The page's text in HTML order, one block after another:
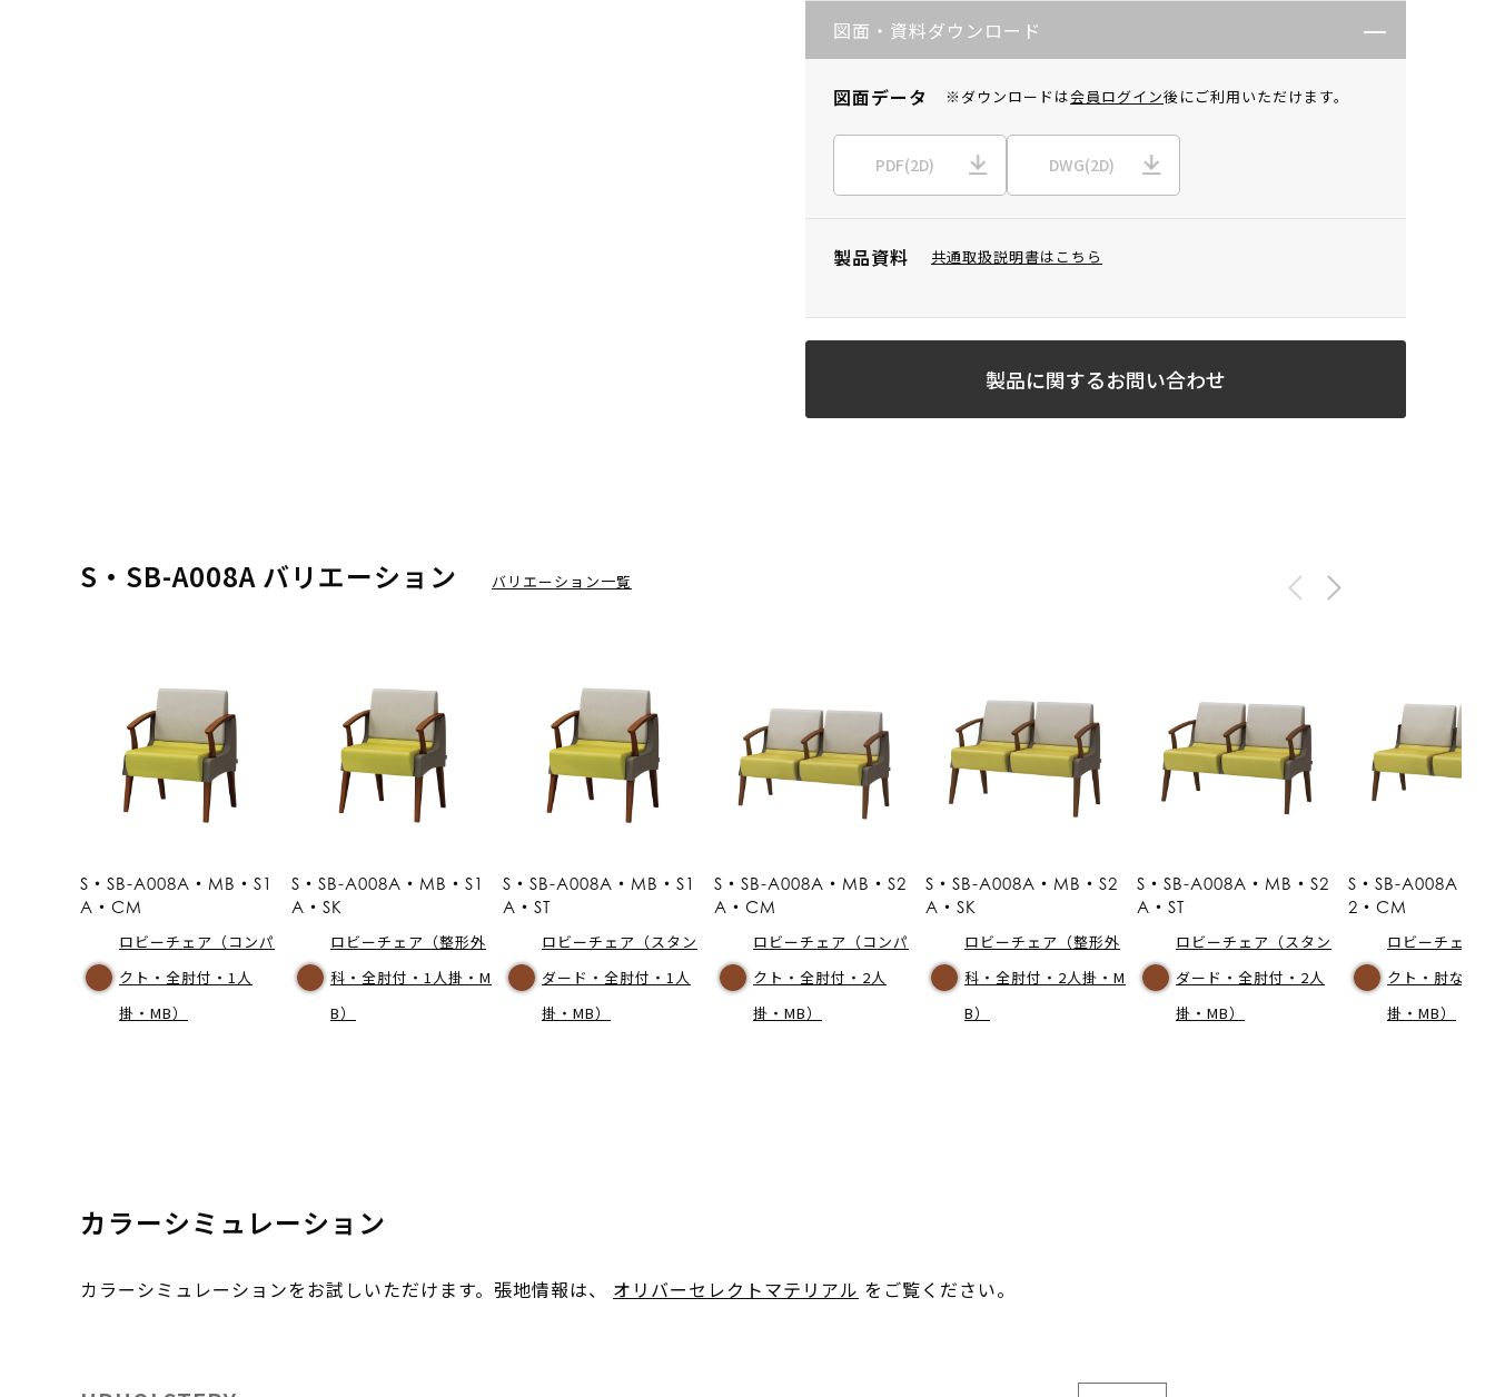
図面・資料ダウンロード
図面データ ※ダウンロードは会員ログイン後にご利用いただけます。
PDF(2D) DWG(2D)
製品資料 共通取扱説明書はこちら
製品に関するお問い合わせ
S・SB-A008A バリエーション バリエーション一覧
S・SB-A008A・MB・S1
A・CM
ロビーチェア（コンパ
クト・全肘付・1人
掛・MB）
S・SB-A008A・MB・S1
A・SK
ロビーチェア（整形外
科・全肘付・1人掛・M
B）
S・SB-A008A・MB・S1
A・ST
ロビーチェア（スタン
ダード・全肘付・1人
掛・MB）
S・SB-A008A・MB・S2
A・CM
ロビーチェア（コンパ
クト・全肘付・2人
掛・MB）
S・SB-A008A・MB・S2
A・SK
ロビーチェア（整形外
科・全肘付・2人掛・M
B）
S・SB-A008A・MB・S2
A・ST
ロビーチェア（スタン
ダード・全肘付・2人
掛・MB）
S・SB-A008A・
2・CM
ロビーチェア
クト・肘なし
掛・MB）
カラーシミュレーション
カラーシミュレーションをお試しいただけます。張地情報は、 オリバーセレクトマテリアル をご覧ください。